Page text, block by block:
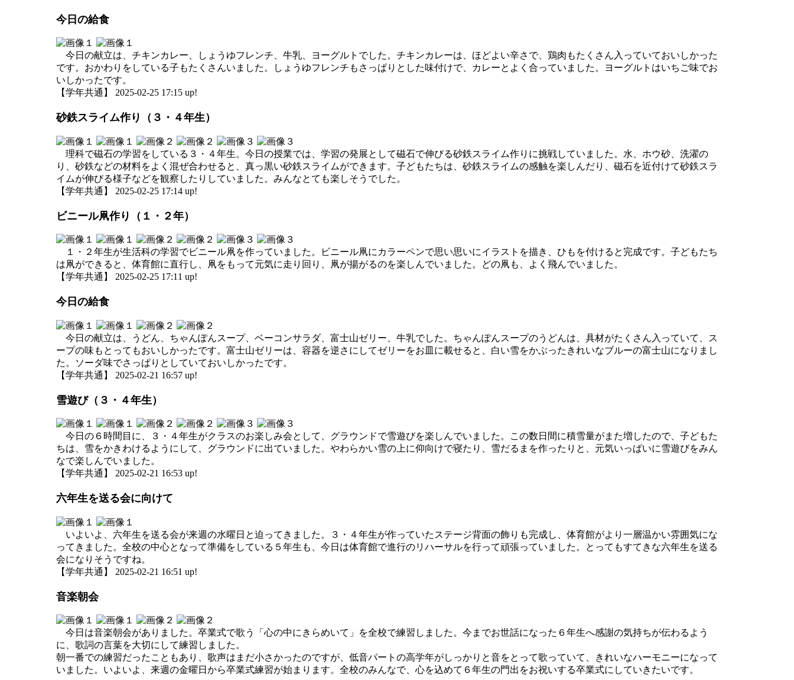
今日の給食
今日の献立は、チキンカレー、しょうゆフレンチ、牛乳、ヨーグルトでした。チキンカレーは、ほどよい辛さで、鶏肉もたくさん入っていておいしかった
です。おかわりをしている子もたくさんいました。しょうゆフレンチもさっぱりとした味付けで、カレーとよく合っていました。ヨーグルトはいちご味でお
いしかったです。
【学年共通】 2025-02-25 17:15 up!
砂鉄スライム作り（３・４年生）
理科で磁石の学習をしている３・４年生。今日の授業では、学習の発展として磁石で伸びる砂鉄スライム作りに挑戦していました。水、ホウ砂、洗濯の
り、砂鉄などの材料をよく混ぜ合わせると、真っ黒い砂鉄スライムができます。子どもたちは、砂鉄スライムの感触を楽しんだり、磁石を近付けて砂鉄スラ
イムが伸びる様子などを観察したりしていました。みんなとても楽しそうでした。
【学年共通】 2025-02-25 17:14 up!
ビニール凧作り（１・２年）
１・２年生が生活科の学習でビニール凧を作っていました。ビニール凧にカラーペンで思い思いにイラストを描き、ひもを付けると完成です。子どもたち
は凧ができると、体育館に直行し、凧をもって元気に走り回り、凧が揚がるのを楽しんでいました。どの凧も、よく飛んでいました。
【学年共通】 2025-02-25 17:11 up!
今日の給食
今日の献立は、うどん、ちゃんぽんスープ、ベーコンサラダ、富士山ゼリー、牛乳でした。ちゃんぽんスープのうどんは、具材がたくさん入っていて、ス
ープの味もとってもおいしかったです。富士山ゼリーは、容器を逆さにしてゼリーをお皿に載せると、白い雪をかぶったきれいなブルーの富士山になりまし
た。ソーダ味でさっぱりとしていておいしかったです。
【学年共通】 2025-02-21 16:57 up!
雪遊び（３・４年生）
今日の６時間目に、３・４年生がクラスのお楽しみ会として、グラウンドで雪遊びを楽しんでいました。この数日間に積雪量がまた増したので、子どもた
ちは、雪をかきわけるようにして、グラウンドに出ていました。やわらかい雪の上に仰向けで寝たり、雪だるまを作ったりと、元気いっぱいに雪遊びをみん
なで楽しんでいました。
【学年共通】 2025-02-21 16:53 up!
六年生を送る会に向けて
いよいよ、六年生を送る会が来週の水曜日と迫ってきました。３・４年生が作っていたステージ背面の飾りも完成し、体育館がより一層温かい雰囲気にな
ってきました。全校の中心となって準備をしている５年生も、今日は体育館で進行のリハーサルを行って頑張っていました。とってもすてきな六年生を送る
会になりそうですね。
【学年共通】 2025-02-21 16:51 up!
音楽朝会
今日は音楽朝会がありました。卒業式で歌う「心の中にきらめいて」を全校で練習しました。今までお世話になった６年生へ感謝の気持ちが伝わるよう
に、歌詞の言葉を大切にして練習しました。
朝一番での練習だったこともあり、歌声はまだ小さかったのですが、低音パートの高学年がしっかりと音をとって歌っていて、きれいなハーモニーになって
いました。いよいよ、来週の金曜日から卒業式練習が始まります。全校のみんなで、心を込めて６年生の門出をお祝いする卒業式にしていきたいです。